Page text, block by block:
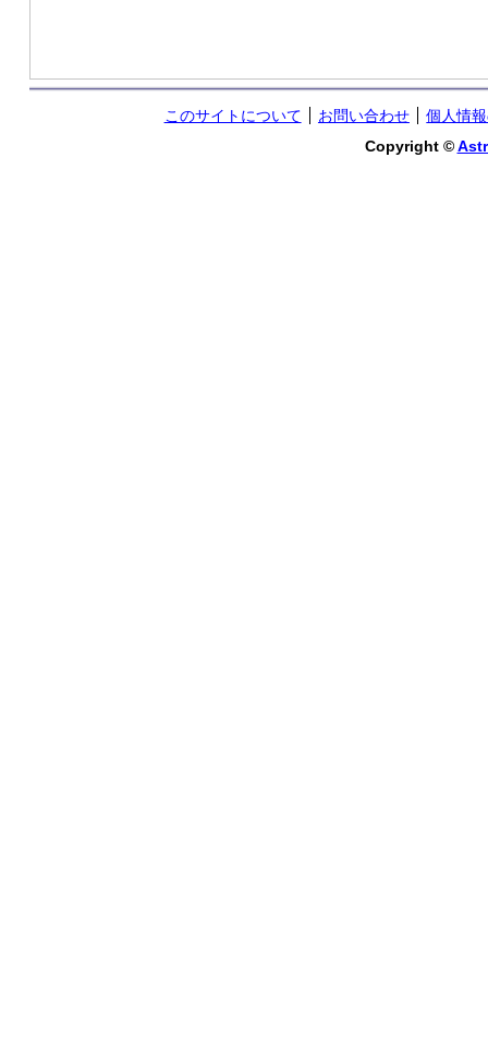
このサイトについて お問い合わせ
個人情
Copyright ©